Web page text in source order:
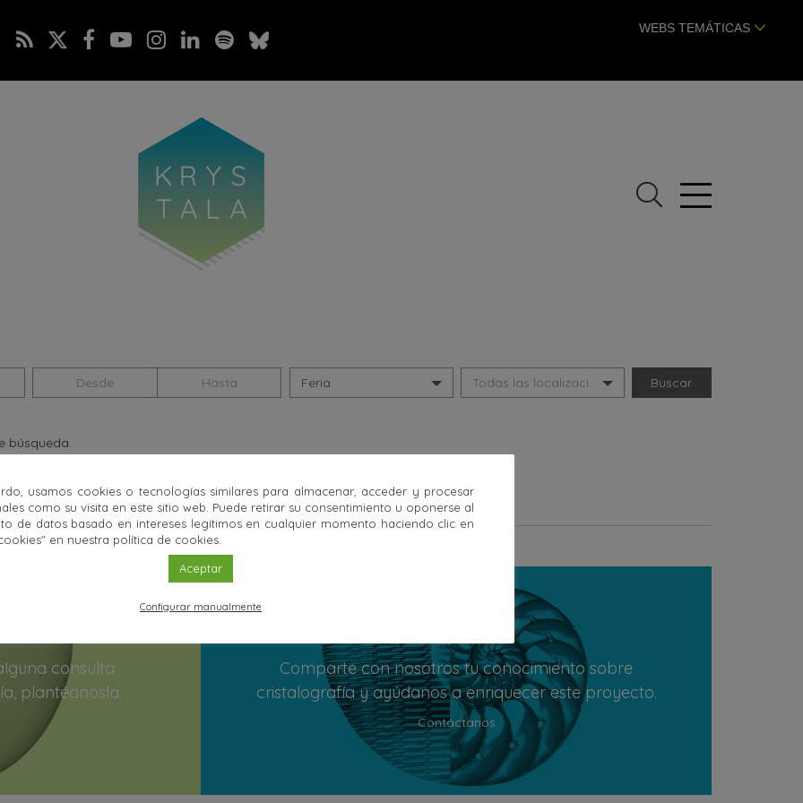
WEBS TEMÁTICAS
Buscar
Seleccionar
fecha
Seleccionar
fecha
Seleccionar
categoría:
Feria
Seleccionar
localización:
Todas las localizaciones
búsqueda.
consulta
plantéanosla.
Comparte con nosotros tu conocimiento sobre
cristalografía y ayúdanos a enriquecer este proyecto.
Contáctanos
usamos cookies o tecnologías similares para almacenar, acceder y procesar
como su visita en este sitio web. Puede retirar su consentimiento u oponerse al
de datos basado en intereses legítimos en cualquier momento haciendo clic en
en nuestra política de cookies.
Aceptar
Configurar manualmente